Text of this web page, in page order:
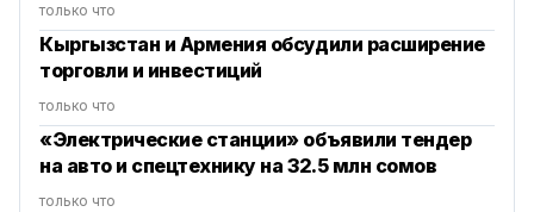
только что
Кыргызстан и Армения обсудили расширение
торговли и инвестиций
только что
«Электрические станции» объявили тендер
на авто и спецтехнику на 32.5 млн сомов
только что